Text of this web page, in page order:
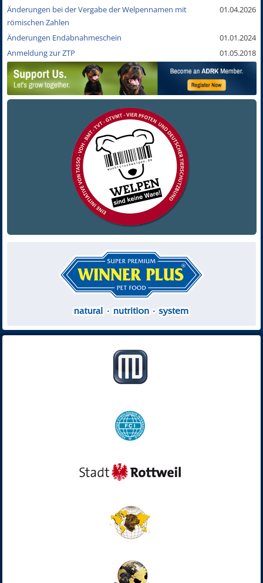
Änderungen bei der Vergabe der Welpennamen mit
römischen Zahlen
01.04.2026
Änderungen Endabnahmeschein
01.01.2024
Anmeldung zur ZTP
01.05.2018